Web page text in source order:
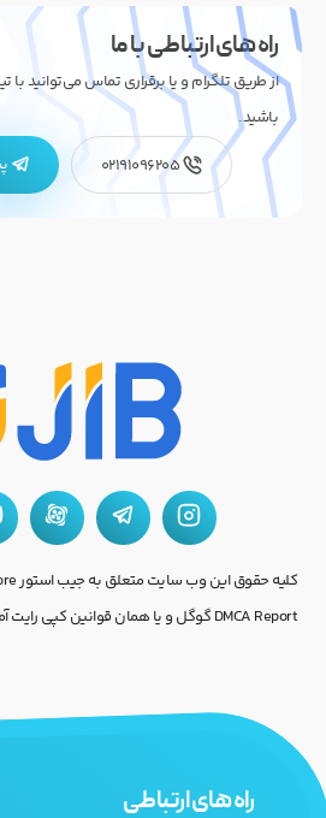
راه های ارتباطی با ما
از طریق تلگرام و یا برقراری تماس می‌توانید با
باشید.
02191096205
DMCA Report گوگل و یا همان قوانین کپی رایت آمریکا می باشد.
راه های ارتباطی